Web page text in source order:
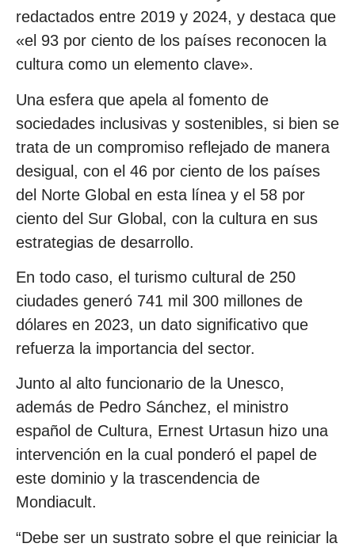
redactados entre 2019 y 2024, y destaca que
«el 93 por ciento de los países reconocen la
cultura como un elemento clave».
Una esfera que apela al fomento de
sociedades inclusivas y sostenibles, si bien se
trata de un compromiso reflejado de manera
desigual, con el 46 por ciento de los países
del Norte Global en esta línea y el 58 por
ciento del Sur Global, con la cultura en sus
estrategias de desarrollo.
En todo caso, el turismo cultural de 250
ciudades generó 741 mil 300 millones de
dólares en 2023, un dato significativo que
refuerza la importancia del sector.
Junto al alto funcionario de la Unesco,
además de Pedro Sánchez, el ministro
español de Cultura, Ernest Urtasun hizo una
intervención en la cual ponderó el papel de
este dominio y la trascendencia de
Mondiacult.
“Debe ser un sustrato sobre el que reiniciar la